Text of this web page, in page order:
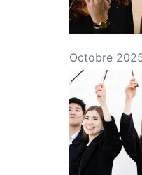
Octobre